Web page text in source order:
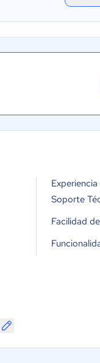
Soporte
Facilidad